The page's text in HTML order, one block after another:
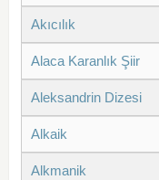
Akıcılık
Alaca Karanlık Şiir
Aleksandrin Dizesi
Alkaik
Alkmanik